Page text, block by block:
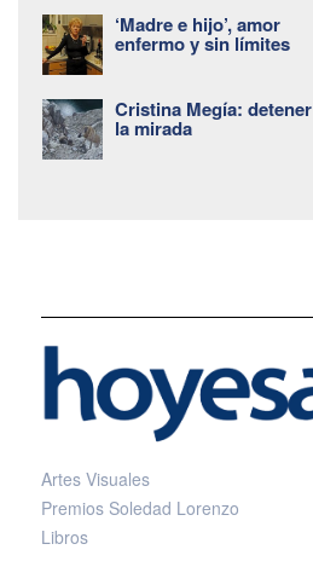
‘Madre e hijo’, amor
enfermo y sin límites
Cristina Megía: detener
la mirada
Artes Visuales
Premios Soledad Lorenzo
Libros